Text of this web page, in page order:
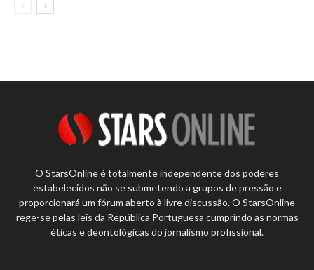
O StarsOnline é totalmente independente dos poderes
estabelecidos não se submetendo a grupos de pressão e
proporcionará um fórum aberto à livre discussão. O StarsOnline
rege-se pelas leis da República Portuguesa cumprindo as normas
éticas e deontológicas do jornalismo profissional.